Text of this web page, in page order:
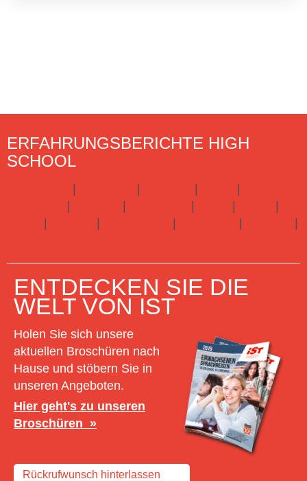
ERFAHRUNGSBERICHTE HIGH
SCHOOL
| | |
|
| | | |
|
| | | |
|
ENTDECKEN SIE DIE
WELT VON IST
Holen Sie sich unsere
aktuellen Broschüren nach
Hause und stöbern Sie in
unseren Angeboten.
Hier geht's zu unseren
Broschüren
Rückrufwunsch hinterlassen